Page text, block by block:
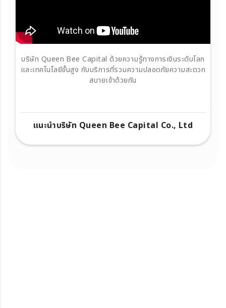
บริษัท Queen Bee Capital ด้วยความรู้ทางการเงินระดับโลก
และเทคโนโลยีขั้นสูง กับบริการที่รวมความปลอดภัยความสะดวก
สบายเข้าด้วยกัน
แนะนำบริษัท Queen Bee Capital Co., Ltd